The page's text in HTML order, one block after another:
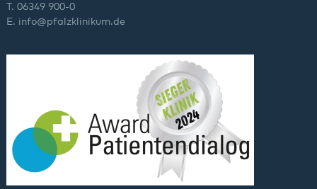
T. 06349 900-0
E. info@pfalzklinikum.de